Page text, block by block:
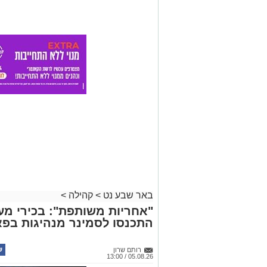
באר שבע נט > קהילה >
"אחריות משותפת": בכירי
התכנסו לסמינר מנהיגות
רותם שרון
05.08.26 / 13:00